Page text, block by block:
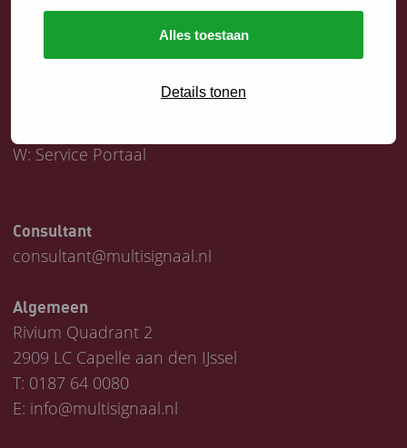
Alles toestaan
Details tonen
W: Service Portaal
Consultant
consultant@multisignaal.nl
Algemeen
Rivium Quadrant 2
2909 LC Capelle aan den IJssel
T: 0187 64 0080
E: info@multisignaal.nl